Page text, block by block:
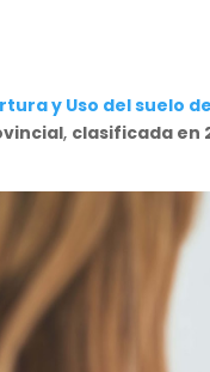
y Uso del suelo
, clasificada en